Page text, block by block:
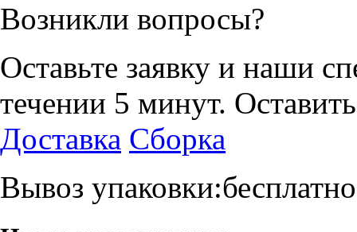
Возникли вопросы?
Оставьте заявку и наши
течении 5 минут.
Доставка Сборка
Вывоз упаковки:бесплатно